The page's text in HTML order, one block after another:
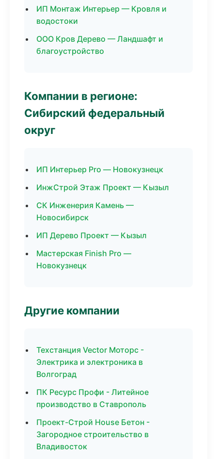
ИП Монтаж Интерьер — Кровля и
водостоки
ООО Кров Дерево — Ландшафт и
благоустройство
Компании в регионе:
Сибирский федеральный
округ
ИП Интерьер Pro — Новокузнецк
ИнжСтрой Этаж Проект — Кызыл
СК Инженерия Камень —
Новосибирск
ИП Дерево Проект — Кызыл
Мастерская Finish Pro —
Новокузнецк
Другие компании
Техстанция Vector Моторс -
Электрика и электроника в
Волгоград
ПК Ресурс Профи - Литейное
производство в Ставрополь
Проект-Строй House Бетон -
Загородное строительство в
Владивосток